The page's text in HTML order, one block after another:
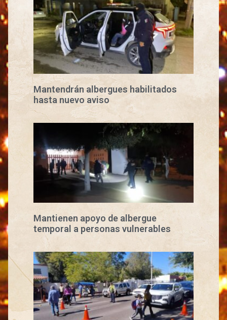
Mantendrán albergues habilitados
hasta nuevo aviso
Mantienen apoyo de albergue
temporal a personas vulnerables